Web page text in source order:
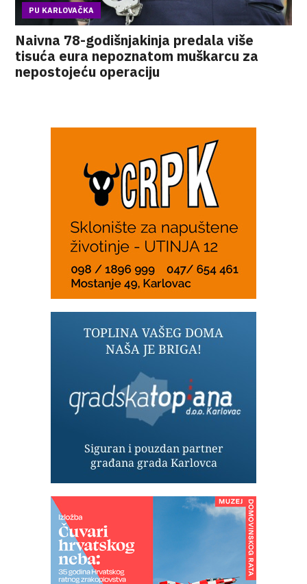
PU KARLOVAČKA
Naivna 78-godišnjakinja predala više
tisuća eura nepoznatom muškarcu za
nepostojeću operaciju